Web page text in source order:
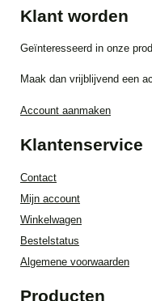
Klant worden
Geïnteresseerd in onze
Maak dan vrijblijvend een
Account aanmaken
Klantenservice
Contact
Mijn account
Winkelwagen
Bestelstatus
Algemene voorwaarden
Producten